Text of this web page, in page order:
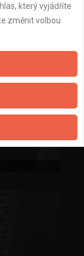
který vyjádříte
změnit volbou